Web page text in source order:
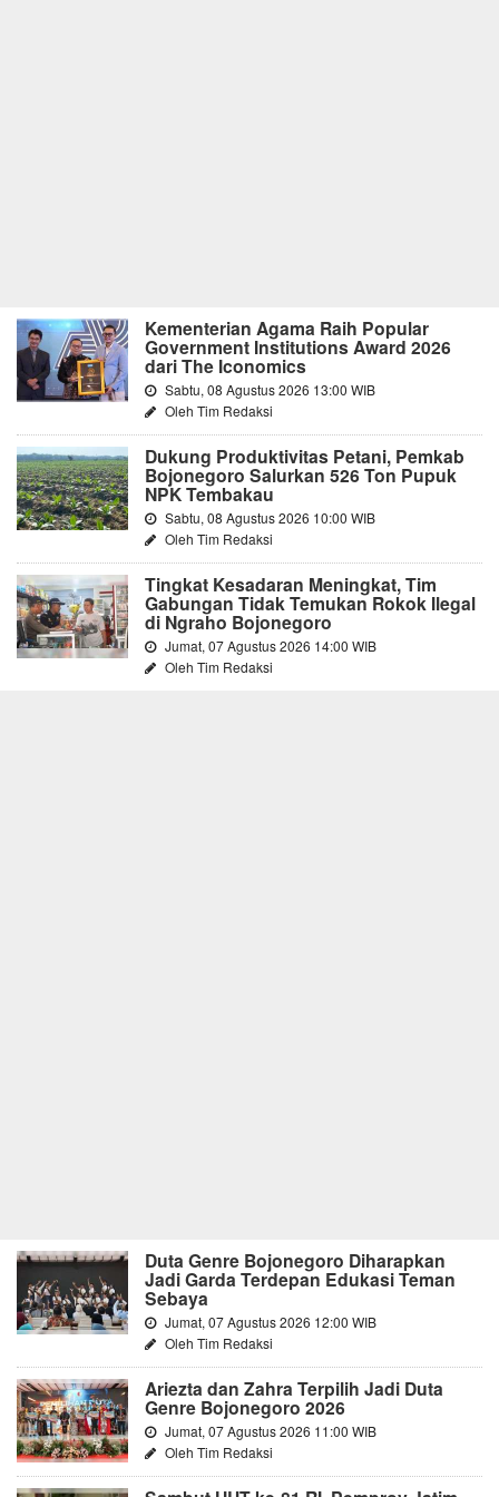
Kementerian Agama Raih Popular
Government Institutions Award 2026
dari The Iconomics
Sabtu, 08 Agustus 2026 13:00 WIB
Oleh Tim Redaksi
Dukung Produktivitas Petani, Pemkab
Bojonegoro Salurkan 526 Ton Pupuk
NPK Tembakau
Sabtu, 08 Agustus 2026 10:00 WIB
Oleh Tim Redaksi
Tingkat Kesadaran Meningkat, Tim
Gabungan Tidak Temukan Rokok Ilegal
di Ngraho Bojonegoro
Jumat, 07 Agustus 2026 14:00 WIB
Oleh Tim Redaksi
Duta Genre Bojonegoro Diharapkan
Jadi Garda Terdepan Edukasi Teman
Sebaya
Jumat, 07 Agustus 2026 12:00 WIB
Oleh Tim Redaksi
Ariezta dan Zahra Terpilih Jadi Duta
Genre Bojonegoro 2026
Jumat, 07 Agustus 2026 11:00 WIB
Oleh Tim Redaksi